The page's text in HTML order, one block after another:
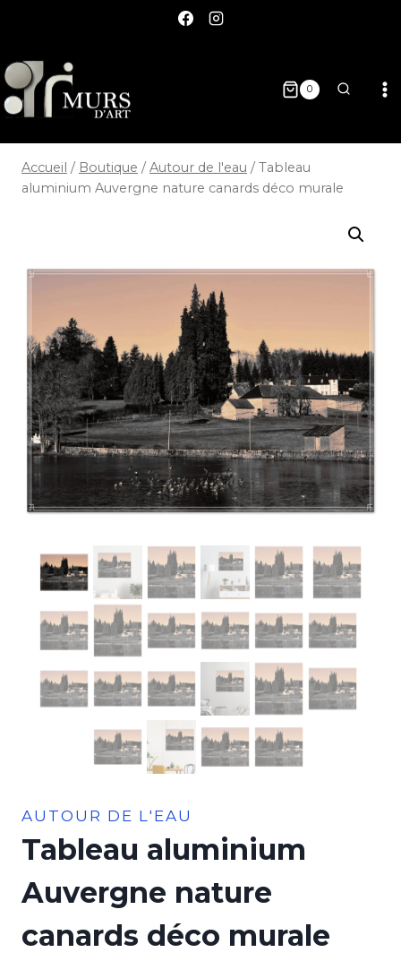
0
Accueil / Boutique / Autour de l'eau / Tableau
aluminium Auvergne nature canards déco murale
AUTOUR DE L'EAU
Tableau aluminium
Auvergne nature
canards déco murale